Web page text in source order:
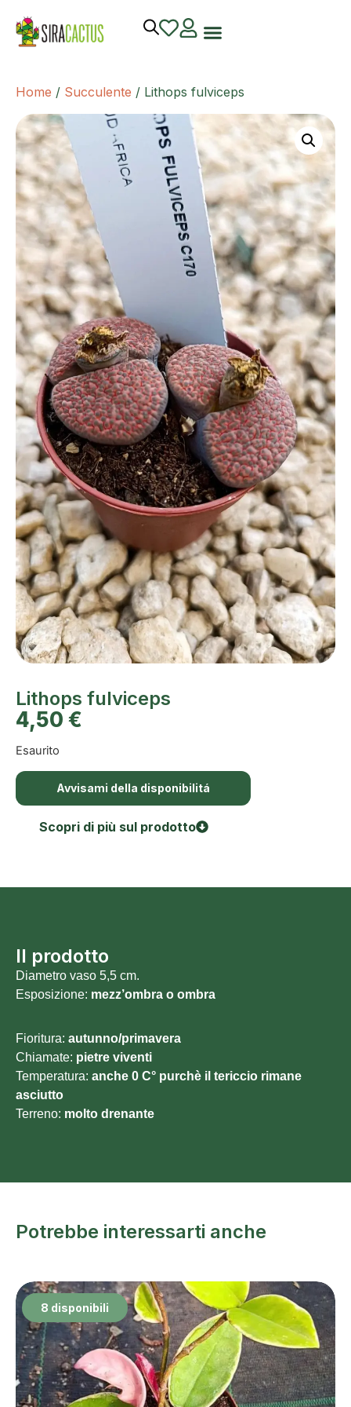
Home / Succulente / Lithops fulviceps
Lithops fulviceps
4,50 €
Esaurito
Avvisami della disponibilitá
Scopri di più sul prodotto
Il prodotto
Diametro vaso 5,5 cm.
Esposizione: mezz’ombra o ombra
Fioritura: autunno/primavera
Chiamate: pietre viventi
Temperatura: anche 0 C° purchè il tericcio rimane
asciutto
Terreno: molto drenante
Potrebbe interessarti anche
8 disponibili